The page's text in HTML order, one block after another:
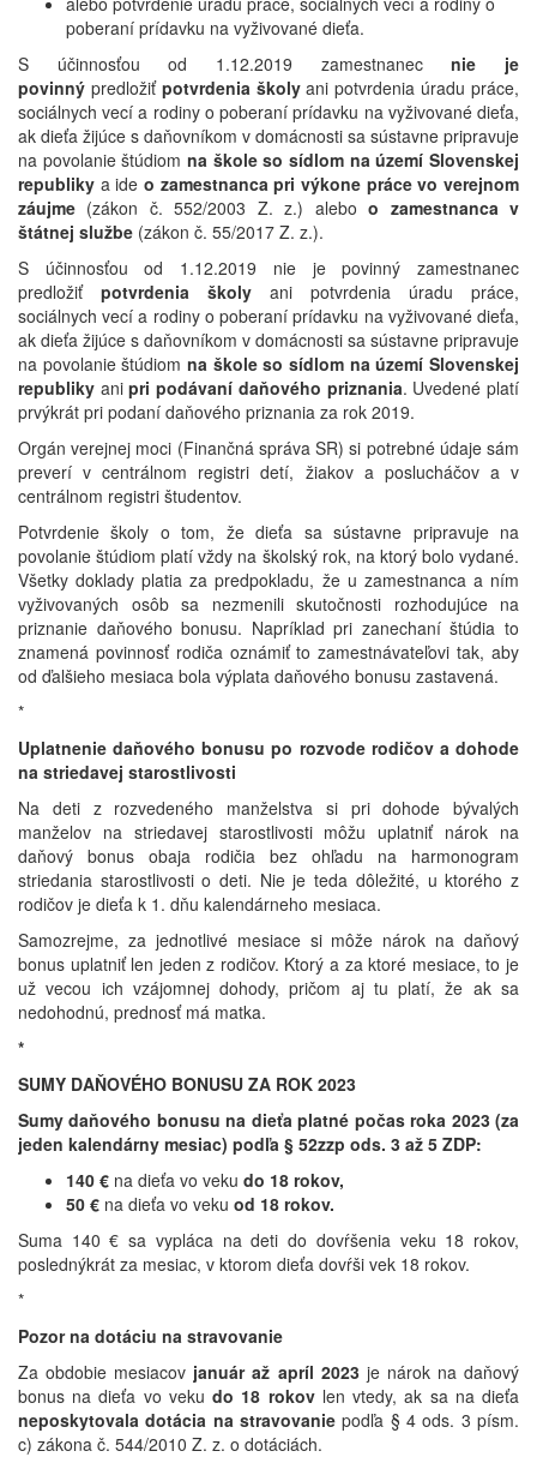
poberaní prídavku na vyživované dieťa.
S účinnosťou od 1.12.2019 zamestnanecnie je
povinný predložiť potvrdenia školyani potvrdenia úradu práce,
sociálnych vecí a rodiny o poberaní prídavku na vyživované dieťa,
ak dieťa žijúce s daňovníkom v domácnosti sa sústavne pripravuje
na povolanie štúdiom na škole so sídlom na území Slovenskej
republiky a ide o zamestnanca pri výkone práce vo verejnom
záujme (zákon č. 552/2003 Z. z.) aleboo zamestnanca v
štátnej službe (zákon č. 55/2017 Z. z.).
S účinnosťou od 1.12.2019 nie je povinný zamestnanec
predložiť potvrdenia školy ani potvrdenia úradu práce,
sociálnych vecí a rodiny o poberaní prídavku na vyživované dieťa,
ak dieťa žijúce s daňovníkom v domácnosti sa sústavne pripravuje
na povolanie štúdiom na škole so sídlom na území Slovenskej
republiky ani pri podávaní daňového priznania. Uvedené platí
prvýkrát pri podaní daňového priznania za rok 2019.
Orgán verejnej moci (Finančná správa SR) si potrebné údaje sám
preverí v centrálnom registri detí, žiakov a poslucháčov a v
centrálnom registri študentov.
Potvrdenie školy o tom, že dieťa sa sústavne pripravuje na
povolanie štúdiom platí vždy na školský rok, na ktorý bolo vydané.
Všetky doklady platia za predpokladu, že u zamestnanca a ním
vyživovaných osôb sa nezmenili skutočnosti rozhodujúce na
priznanie daňového bonusu. Napríklad pri zanechaní štúdia to
znamená povinnosť rodiča oznámiť to zamestnávateľovi tak, aby
od ďalšieho mesiaca bola výplata daňového bonusu zastavená.
*
Uplatnenie daňového bonusu po rozvode rodičov a dohode
na striedavej starostlivosti
Na deti z rozvedeného manželstva si pri dohode bývalých
manželov na striedavej starostlivosti môžu uplatniť nárok na
daňový bonus obaja rodičia bez ohľadu na harmonogram
striedania starostlivosti o deti. Nie je teda dôležité, u ktorého z
rodičov je dieťa k 1. dňu kalendárneho mesiaca.
Samozrejme, za jednotlivé mesiace si môže nárok na daňový
bonus uplatniť len jeden z rodičov. Ktorý a za ktoré mesiace, to je
už vecou ich vzájomnej dohody, pričom aj tu platí, že ak sa
nedohodnú, prednosť má matka.
*
SUMY DAŇOVÉHO BONUSU ZA ROK 2023
Sumy daňového bonusu na dieťa platné počas roka 2023 (za
jeden kalendárny mesiac) podľa § 52zzp ods. 3 až 5 ZDP:
140 € na dieťa vo veku do 18 rokov,
50 € na dieťa vo veku od 18 rokov.
Suma 140 € sa vypláca na deti do dovŕšenia veku 18 rokov,
poslednýkrát za mesiac, v ktorom dieťa dovŕši vek 18 rokov.
*
Pozor na dotáciu na stravovanie
Za obdobie mesiacov január až apríl 2023je nárok na daňový
bonus na dieťa vo vekudo 18 rokovlen vtedy, ak sa na dieťa
neposkytovala dotácia na stravovanie podľa § 4 ods. 3 písm.
c) zákona č. 544/2010 Z. z. o dotáciách.